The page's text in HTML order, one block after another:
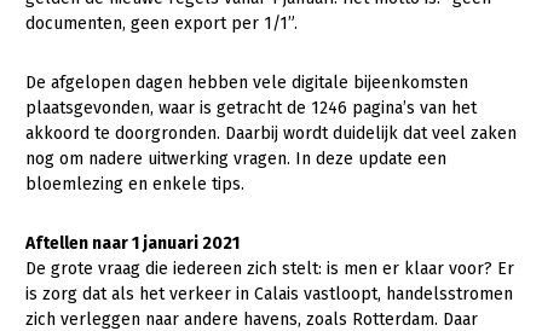
Platteland en omgeving
Mens, ondernemerschap en onderwijs
Internationaal
Sectoren
Biologische Landbouw
Geitenhouderij
Plant
Akkerbouw
Multifunctionele landbouw
documenten, geen export per 1/1”.
De afgelopen dagen hebben vele digitale bijeenkomsten
plaatsgevonden, waar is getracht de 1246 pagina’s van het
akkoord te doorgronden. Daarbij wordt duidelijk dat veel zaken
nog om nadere uitwerking vragen. In deze update een
bloemlezing en enkele tips.
Aftellen naar 1 januari 2021
De grote vraag die iedereen zich stelt: is men er klaar voor? Er
is zorg dat als het verkeer in Calais vastloopt, handelsstromen
zich verleggen naar andere havens, zoals Rotterdam. Daar